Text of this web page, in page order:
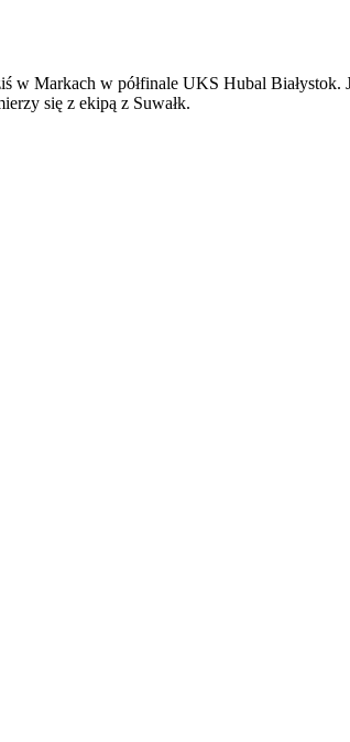
w Markach w półfinale UKS Hubal
się z ekipą z Suwałk.